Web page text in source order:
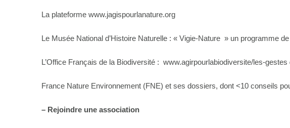
La plateforme www.jagispourlanature.org
Le Musée National d’Histoire Naturelle : « Vigie-Nature » un programme
L’Office Français de la Biodiversité : www.agirpourlabiodiversite/les-gestes
France Nature Environnement (FNE) et ses dossiers, dont <10 conseils
– Rejoindre une association